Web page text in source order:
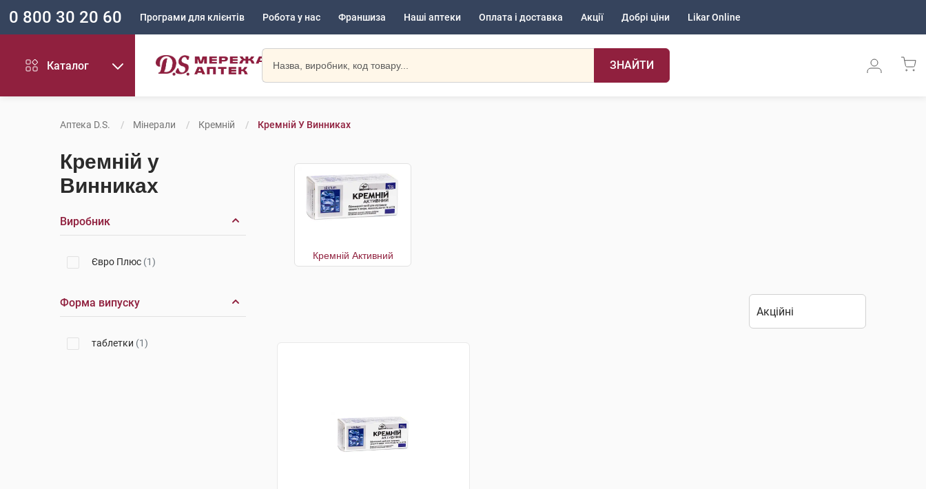
0 800 30 20 60 Програми для клієнтів Робота у нас Франшиза Наші аптеки Оплата і доставка Акції Добрі ціни Likar Online
Каталог ЗНАЙТИ
Аптека D.S. Мінерали Кремній Кремній У Винниках
Кремній у
Винниках
Виробник
Євро Плюс (1)
Форма випуску
таблетки (1)
Кремній Активний